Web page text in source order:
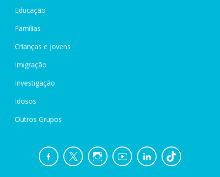
Educação
Famílias
Crianças e jovens
Imigração
Investigação
Idosos
Outros Grupos